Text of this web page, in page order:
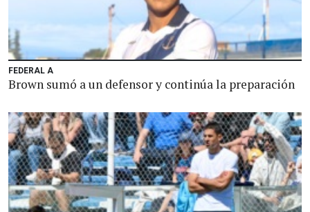
FEDERAL A
Brown sumó a un defensor y continúa la preparación